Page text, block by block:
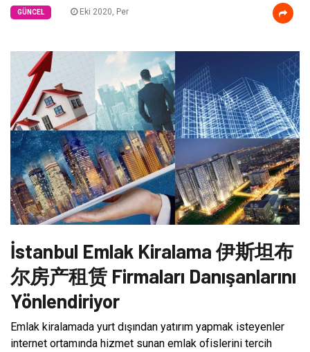
GÜNCEL Eki 2020, Per
İstanbul Emlak Kiralama 伊斯坦布
尔房产租赁 Firmaları Danışanlarını
Yönlendiriyor
Emlak kiralamada yurt dışından yatırım yapmak isteyenler
internet ortamında hizmet sunan emlak ofislerini tercih